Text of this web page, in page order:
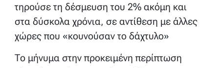
τηρούσε τη δέσμευση του 2% ακόμη και
στα δύσκολα χρόνια, σε αντίθεση με άλλες
χώρες που «κουνούσαν το δάχτυλο»
Το μήνυμα στην προκειμένη περίπτωση